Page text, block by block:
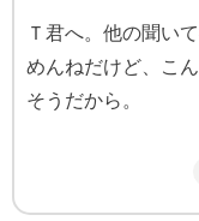
Ｔ君へ。他の聞い
めんねだけど、こ
そうだから。